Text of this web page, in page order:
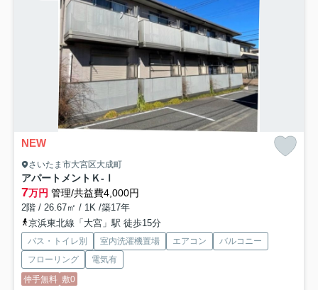
NEW
さいたま市大宮区大成町
アパートメントＫ-Ⅰ
7万円 管理/共益費4,000円
2階 / 26.67㎡ / 1K /築17年
京浜東北線「大宮」駅 徒歩15分
バス・トイレ別 室内洗濯機置場 エアコン
バルコニー
フローリング
電気有
仲手無料 敷0